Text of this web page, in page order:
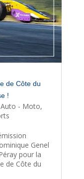
de Côte du
!
Auto - Moto,
Genel
pour la
de Côte du